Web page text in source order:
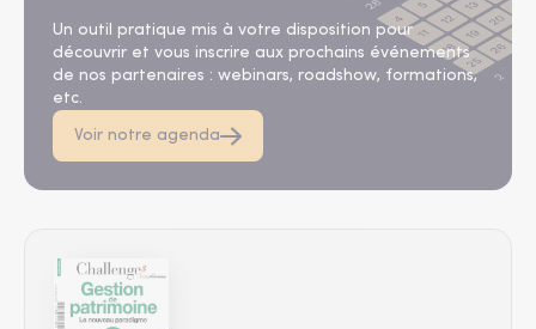
Un outil pratique mis à votre disposition pour
découvrir et vous inscrire aux prochains événements
de nos partenaires : webinars, roadshow, formations,
etc.
Voir notre agenda